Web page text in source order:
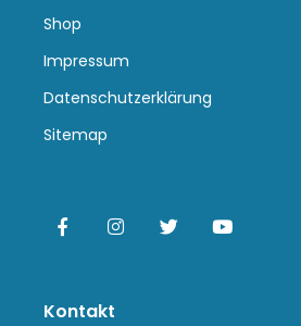
Shop
Impressum
Datenschutzerklärung
Sitemap
Kontakt